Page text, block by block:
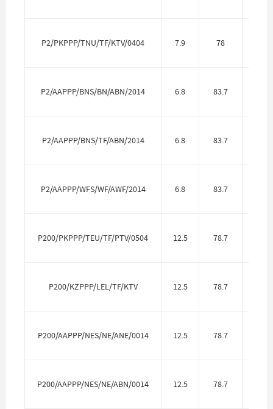
P2/PKPPP/TNU/TF/KTV/0404 7.9 78
P2/AAPPP/BNS/BN/ABN/2014 6.8 83.7
P2/AAPPP/BNS/TF/ABN/2014 6.8 83.7
P2/AAPPP/WFS/WF/AWF/2014 6.8 83.7
P200/PKPPP/TEU/TF/PTV/0504 12.5 78.7
P200/KZPPP/LEL/TF/KTV 12.5 78.7
P200/AAPPP/NES/NE/ANE/0014 12.5 78.7
P200/AAPPP/NES/NE/ABN/0014 12.5 78.7